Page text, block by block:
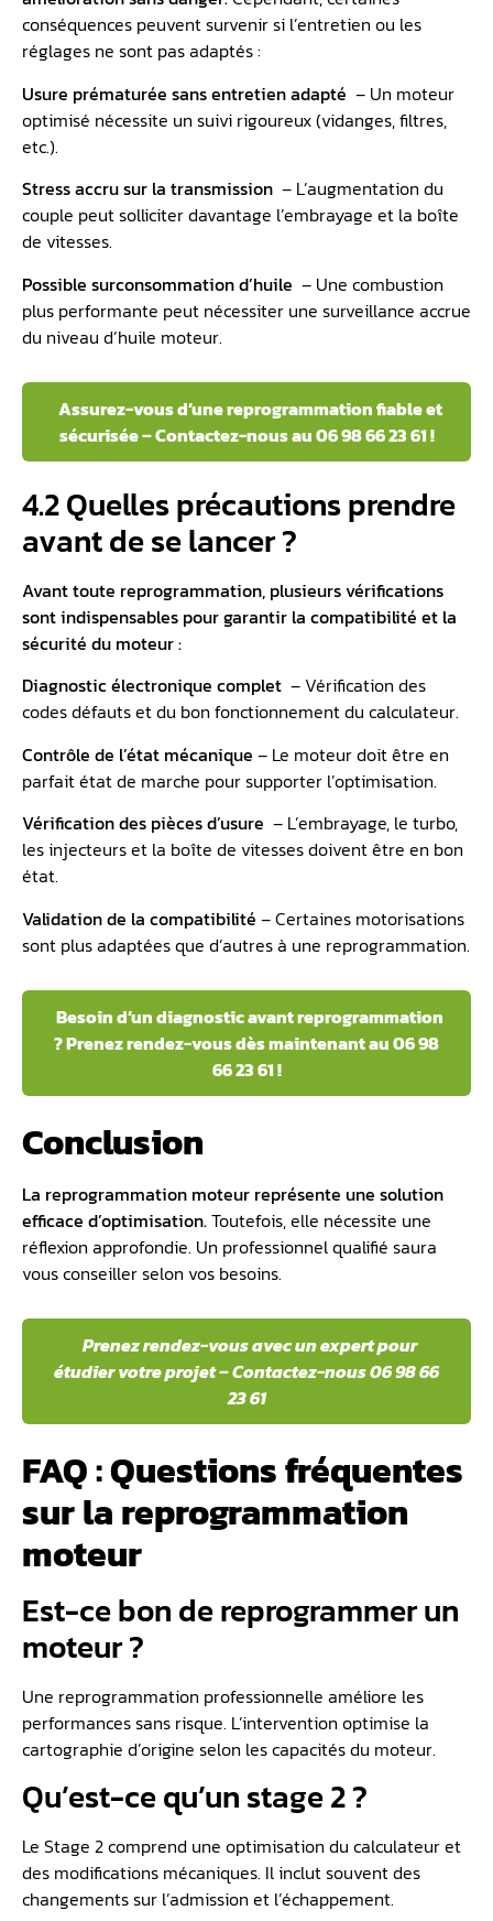
conséquences peuvent survenir si l’entretien ou les
réglages ne sont pas adaptés :
Usure prématurée sans entretien adapté – Un moteur
optimisé nécessite un suivi rigoureux (vidanges, filtres,
etc.).
Stress accru sur la transmission ️ – L’augmentation du
couple peut solliciter davantage l’embrayage et la boîte
de vitesses.
Possible surconsommation d’huile – Une combustion
plus performante peut nécessiter une surveillance accrue
du niveau d’huile moteur.
Assurez-vous d’une reprogrammation fiable et
sécurisée – Contactez-nous au 06 98 66 23 61 !
4.2 Quelles précautions prendre
avant de se lancer ?
Avant toute reprogrammation, plusieurs vérifications
sont indispensables pour garantir la compatibilité et la
sécurité du moteur :
Diagnostic électronique complet ️ – Vérification des
codes défauts et du bon fonctionnement du calculateur.
Contrôle de l’état mécanique – Le moteur doit être en
parfait état de marche pour supporter l’optimisation.
Vérification des pièces d’usure ️ – L’embrayage, le turbo,
les injecteurs et la boîte de vitesses doivent être en bon
état.
Validation de la compatibilité – Certaines motorisations
sont plus adaptées que d’autres à une reprogrammation.
Besoin d’un diagnostic avant reprogrammation
? Prenez rendez-vous dès maintenant au 06 98
66 23 61 !
Conclusion
La reprogrammation moteur représente une solution
efficace d’optimisation.Toutefois, elle nécessite une
réflexion approfondie. Un professionnel qualifié saura
vous conseiller selon vos besoins.
Prenez rendez-vous avec un expert pour
étudier votre projet – Contactez-nous 06 98 66
23 61
FAQ : Questions fréquentes
sur la reprogrammation
moteur
Est-ce bon de reprogrammer un
moteur ?
Une reprogrammation professionnelle améliore les
performances sans risque. L’intervention optimise la
cartographie d’origine selon les capacités du moteur.
Qu’est-ce qu’un stage 2 ?
Le Stage 2 comprend une optimisation du calculateur et
des modifications mécaniques. Il inclut souvent des
changements sur l’admission et l’échappement.